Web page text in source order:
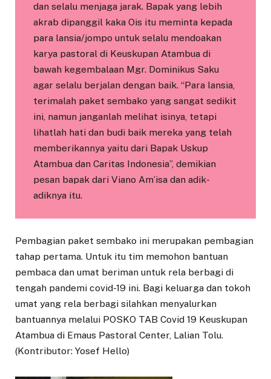
dan selalu menjaga jarak. Bapak yang lebih
akrab dipanggil kaka Ois itu meminta kepada
para lansia/jompo untuk selalu mendoakan
karya pastoral di Keuskupan Atambua di
bawah kegembalaan Mgr. Dominikus Saku
agar selalu berjalan dengan baik. “Para lansia,
terimalah paket sembako yang sangat sedikit
ini, namun janganlah melihat isinya, tetapi
lihatlah hati dan budi baik mereka yang telah
memberikannya yaitu dari Bapak Uskup
Atambua dan Caritas Indonesia”, demikian
pesan bapak dari Viano Am’isa dan adik-
adiknya itu.
Pembagian paket sembako ini merupakan pembagian
tahap pertama. Untuk itu tim memohon bantuan
pembaca dan umat beriman untuk rela berbagi di
tengah pandemi covid-19 ini. Bagi keluarga dan tokoh
umat yang rela berbagi silahkan menyalurkan
bantuannya melalui POSKO TAB Covid 19 Keuskupan
Atambua di Emaus Pastoral Center, Lalian Tolu.
(Kontributor: Yosef Hello)